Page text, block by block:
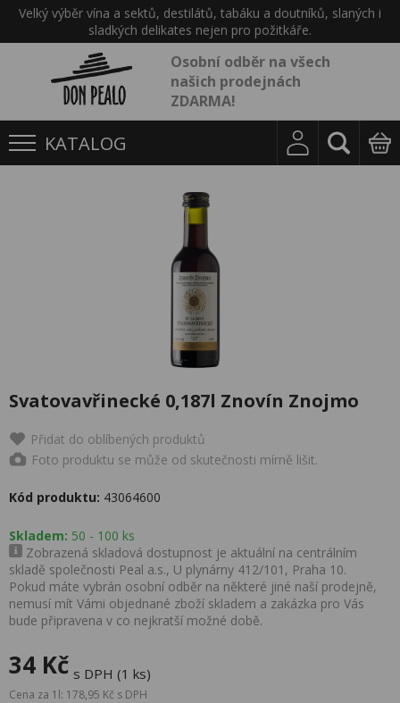
Velký výběr vína a sektů, destilátů, tabáku a doutníků, slaných i
sladkých delikates nejen pro požitkáře.
Osobní odběr na všech
našich prodejnách
ZDARMA!
KATALOG
Svatovavřinecké 0,187l Znovín Znojmo
Přidat do oblíbených produktů
Foto produktu se může od skutečnosti mírně lišit.
Kód produktu: 43064600
Skladem: 50 - 100 ks
Zobrazená skladová dostupnost je aktuální na centrálním
skladě společnosti Peal a.s., U plynárny 412/101, Praha 10.
Pokud máte vybrán osobní odběr na některé jiné naší prodejně,
nemusí mít Vámi objednané zboží skladem a zakázka pro Vás
bude připravena v co nejkratší možné době.
34 Kč s DPH (1 ks)
Cena za 1l: 178,95 Kč s DPH